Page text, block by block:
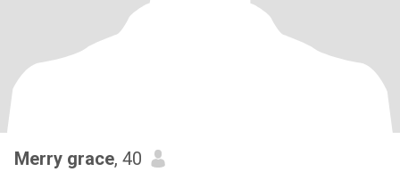
Merry grace, 40